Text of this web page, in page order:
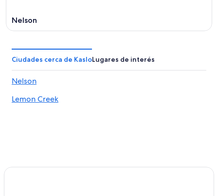
Nelson
Ciudades cerca de KasloLugares de interés
Nelson
Lemon Creek